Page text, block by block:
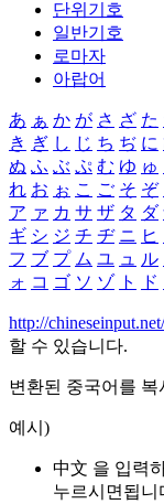
단위기호
일반기호
로마자
아랍어
あ ぁ か が さ ざ た
き ぎ し じ ち ぢ に
ぬ ふ ぶ ぷ む ゆ ゅ
れ お ぉ こ ご そ ぞ
ア ァ カ サ ザ タ ダ
ギ シ ジ チ ヂ ニ ヒ
フ ブ プ ム ユ ュ ル
ォ コ ゴ ソ ゾ ト ド
http://chineseinput.net/
할 수 있습니다.
변환된 중국어를
예시)
中文 을 입력
누르시면됩니